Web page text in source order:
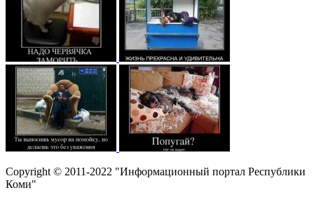
Copyright © 2011-2022 "Информационный портал Республики
Коми"